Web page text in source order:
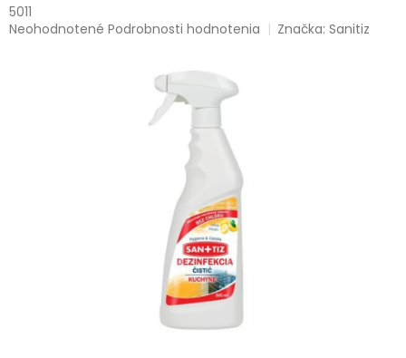
5011
Priemerné
Neohodnotené Podrobnosti hodnotenia Značka:Sanitiz